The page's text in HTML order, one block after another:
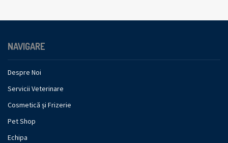
NAVIGARE
Despre Noi
Servicii Veterinare
Cosmetică și Frizerie
Pet Shop
Echipa